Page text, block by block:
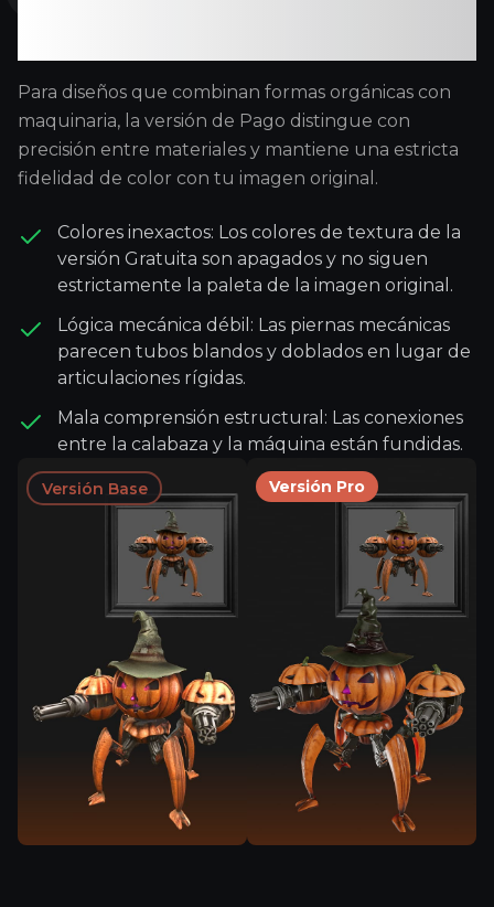
Para diseños que combinan formas orgánicas con
maquinaria, la versión de Pago distingue con
precisión entre materiales y mantiene una estricta
fidelidad de color con tu imagen original.
Colores inexactos: Los colores de textura de la
versión Gratuita son apagados y no siguen
estrictamente la paleta de la imagen original.
Lógica mecánica débil: Las piernas mecánicas
parecen tubos blandos y doblados en lugar de
articulaciones rígidas.
Mala comprensión estructural: Las conexiones
entre la calabaza y la máquina están fundidas.
Versión Base Versión Pro